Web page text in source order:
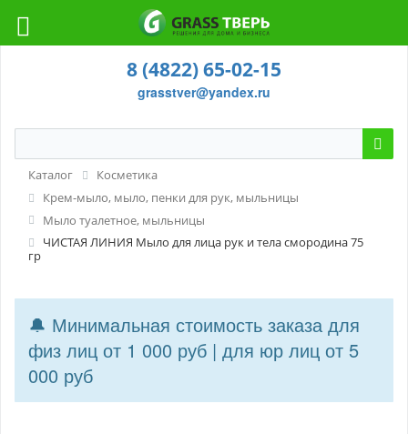
8 (4822) 65-02-15
grasstver@yandex.ru
Каталог
Косметика
Крем-мыло, мыло, пенки для рук, мыльницы
Мыло туалетное, мыльницы
ЧИСТАЯ ЛИНИЯ Мыло для лица рук и тела смородина 75
гр
🔔 Минимальная стоимость заказа для
физ лиц от 1 000 руб | для юр лиц от 5
000 руб